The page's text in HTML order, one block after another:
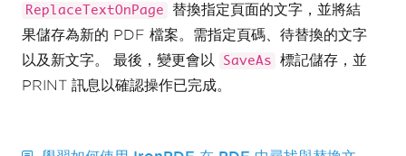
ReplaceTextOnPage
替換指定頁面的文字，並將結
果儲存為新的 PDF 檔案。需指定頁碼、待替換的文字
以及新文字。 最後，變更會以
SaveAs
標記儲存，並
PRINT 訊息以確認操作已完成。